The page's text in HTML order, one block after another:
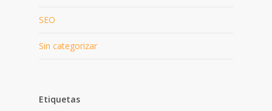
SEO
Sin categorizar
Etiquetas